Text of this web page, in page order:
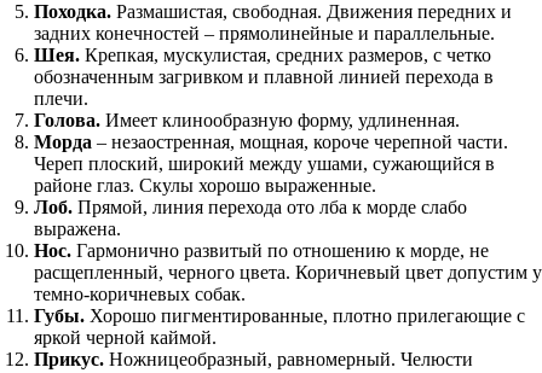
Походка. Размашистая, свободная. Движения передних и
задних конечностей – прямолинейные и параллельные.
Шея. Крепкая, мускулистая, средних размеров, с четко
обозначенным загривком и плавной линией перехода в
плечи.
Голова. Имеет клинообразную форму, удлиненная.
Морда – незаостренная, мощная, короче черепной части.
Череп плоский, широкий между ушами, сужающийся в
районе глаз. Скулы хорошо выраженные.
Лоб. Прямой, линия перехода ото лба к морде слабо
выражена.
Нос. Гармонично развитый по отношению к морде, не
расщепленный, черного цвета. Коричневый цвет допустим у
темно-коричневых собак.
Губы. Хорошо пигментированные, плотно прилегающие с
яркой черной каймой.
Прикус. Ножницеобразный, равномерный. Челюсти